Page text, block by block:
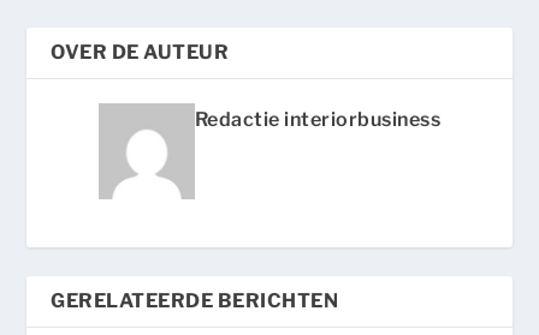
OVER DE AUTEUR
Redactie interiorbusiness
GERELATEERDE BERICHTEN